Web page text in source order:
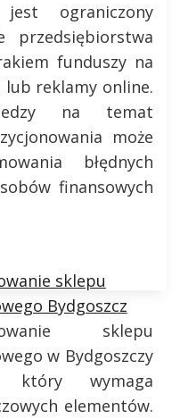
jest ograniczony
przedsiębiorstwa
funduszy na
lub reklamy online.
na temat
może
błędnych
finansowych
sklepu
Bydgoszcz
sklepu
w Bydgoszczy
który wymaga
elementów.